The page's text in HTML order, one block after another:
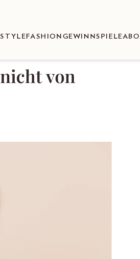
FASHION GEWINNSPIELEABO
von